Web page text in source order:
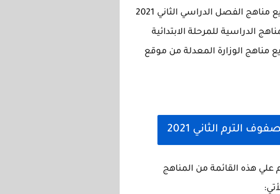
عزيزي الطالب والمعلم القدير سوف نقدم لكم اليوم جدول توزيع مناهج الفصل الدراسي الثاني 2021
الدراسية للمرحلة الابتدائية
سوف ننشر لكم توزيع مناهج الوزارة المعدلة من موقع
الترم الثاني 2021
هذه القائمة من المناهج